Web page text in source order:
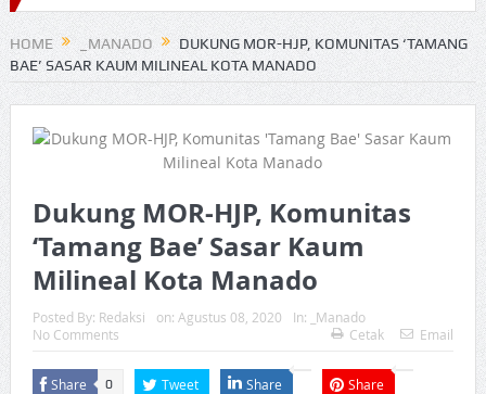
HOME _MANADO
DUKUNG MOR-HJP, KOMUNITAS ‘TAMANG
BAE’ SASAR KAUM MILINEAL KOTA MANADO
Dukung MOR-HJP, Komunitas
‘Tamang Bae’ Sasar Kaum
Milineal Kota Manado
Posted By: Redaksi on: Agustus 08, 2020 In:
_Manado
No Comments
Cetak Email
Share 0 Tweet Share Share